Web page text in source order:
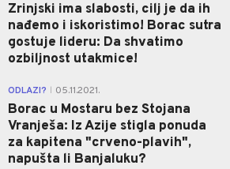
Zrinjski ima slabosti, cilj je da ih
nađemo i iskoristimo! Borac sutra
gostuje lideru: Da shvatimo
ozbiljnost utakmice!
ODLAZI? 05.11.2021.
Borac u Mostaru bez Stojana
Vranješa: Iz Azije stigla ponuda
za kapitena "crveno-plavih",
napušta li Banjaluku?